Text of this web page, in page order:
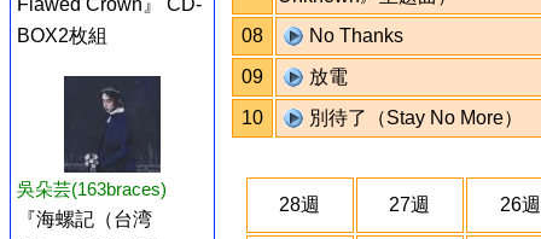
Flawed Crown』 CD-
BOX2枚組
吳朵芸(163braces)
『海螺記（台湾
08
No Thanks
09
放電
10
別待了（Stay No More）
28週 27週 26週